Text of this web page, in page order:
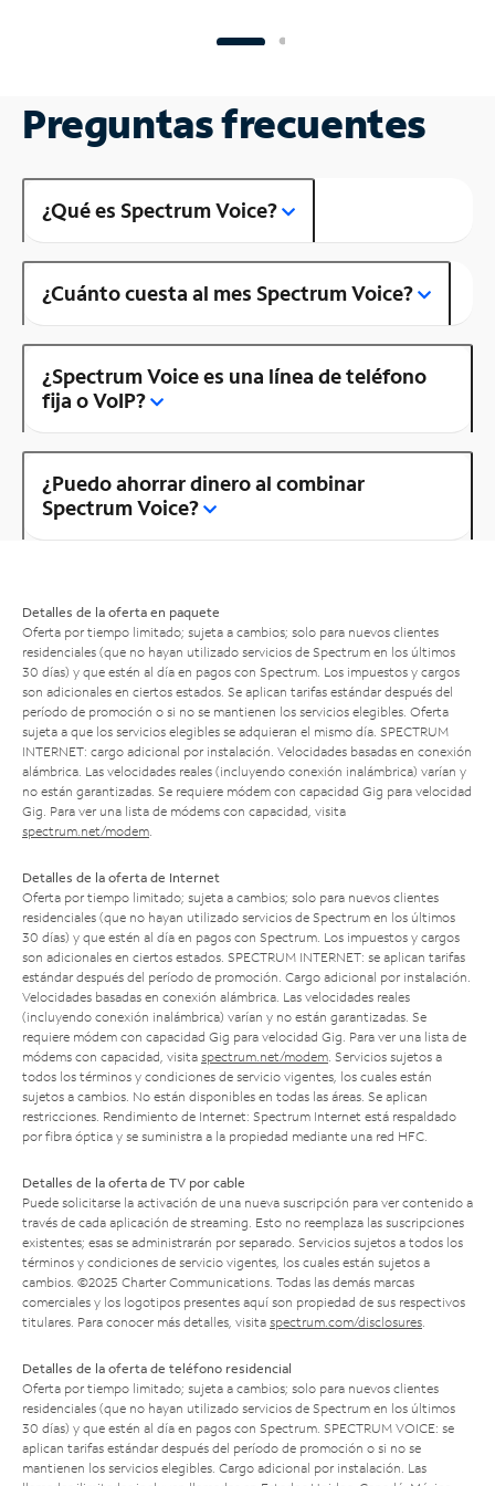
Preguntas frecuentes
¿Qué es Spectrum Voice?
¿Cuánto cuesta al mes Spectrum Voice?
¿Spectrum Voice es una línea de teléfono
fija o VoIP?
¿Puedo ahorrar dinero al combinar
Spectrum Voice?
Detalles de la oferta en paquete
Oferta por tiempo limitado; sujeta a cambios; solo para nuevos clientes
residenciales (que no hayan utilizado servicios de Spectrum en los últimos
30 días) y que estén al día en pagos con Spectrum. Los impuestos y cargos
son adicionales en ciertos estados. Se aplican tarifas estándar después del
período de promoción o si no se mantienen los servicios elegibles. Oferta
sujeta a que los servicios elegibles se adquieran el mismo día. SPECTRUM
INTERNET: cargo adicional por instalación. Velocidades basadas en conexión
alámbrica. Las velocidades reales (incluyendo conexión inalámbrica) varían y
no están garantizadas. Se requiere módem con capacidad Gig para velocidad
Gig. Para ver una lista de módems con capacidad, visita
spectrum.net/modem
Detalles de la oferta de Internet
Oferta por tiempo limitado; sujeta a cambios; solo para nuevos clientes
residenciales (que no hayan utilizado servicios de Spectrum en los últimos
30 días) y que estén al día en pagos con Spectrum. Los impuestos y cargos
son adicionales en ciertos estados. SPECTRUM INTERNET: se aplican tarifas
estándar después del período de promoción. Cargo adicional por instalación.
Velocidades basadas en conexión alámbrica. Las velocidades reales
(incluyendo conexión inalámbrica) varían y no están garantizadas. Se
requiere módem con capacidad Gig para velocidad Gig. Para ver una lista de
módems con capacidad, visita spectrum.net/modem . Servicios sujetos a
todos los términos y condiciones de servicio vigentes, los cuales están
sujetos a cambios. No están disponibles en todas las áreas. Se aplican
restricciones. Rendimiento de Internet: Spectrum Internet está respaldado
por fibra óptica y se suministra a la propiedad mediante una red HFC.
Detalles de la oferta de TV por cable
Puede solicitarse la activación de una nueva suscripción para ver contenido a
través de cada aplicación de streaming. Esto no reemplaza las suscripciones
existentes; esas se administrarán por separado. Servicios sujetos a todos los
términos y condiciones de servicio vigentes, los cuales están sujetos a
cambios. ©2025 Charter Communications. Todas las demás marcas
comerciales y los logotipos presentes aquí son propiedad de sus respectivos
titulares. Para conocer más detalles, visita spectrum.com/disclosures
Detalles de la oferta de teléfono residencial
Oferta por tiempo limitado; sujeta a cambios; solo para nuevos clientes
residenciales (que no hayan utilizado servicios de Spectrum en los últimos
30 días) y que estén al día en pagos con Spectrum. SPECTRUM VOICE: se
aplican tarifas estándar después del período de promoción o si no se
mantienen los servicios elegibles. Cargo adicional por instalación. Las